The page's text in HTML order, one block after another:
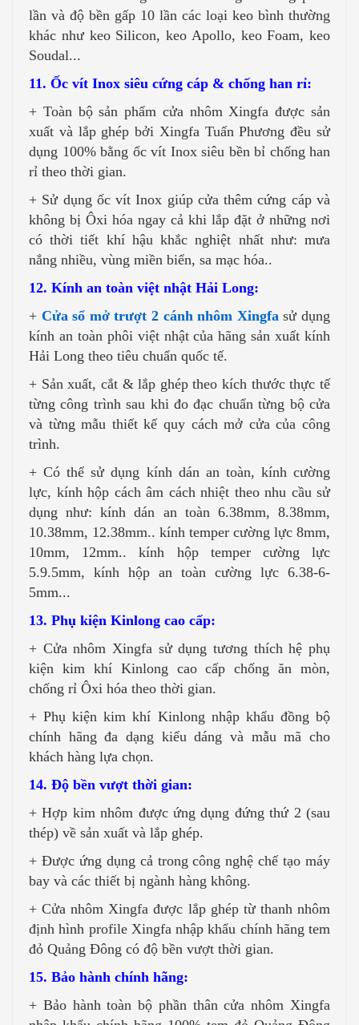
lần và độ bền gấp 10 lần các loại keo bình thường
khác như keo Silicon, keo Apollo, keo Foam, keo
Soudal...
11. Ốc vít Inox siêu cứng cáp & chống han rỉ:
+ Toàn bộ sản phẩm cửa nhôm Xingfa được sản
xuất và lắp ghép bởi Xingfa Tuấn Phương đều sử
dụng 100% bằng ốc vít Inox siêu bền bỉ chống han
rỉ theo thời gian.
+ Sử dụng ốc vít Inox giúp cửa thêm cứng cáp và
không bị Ôxi hóa ngay cả khi lắp đặt ở những nơi
có thời tiết khí hậu khắc nghiệt nhất như: mưa
nắng nhiều, vùng miền biển, sa mạc hóa..
12. Kính an toàn việt nhật Hải Long:
+ Cửa sổ mở trượt 2 cánh nhôm Xingfa sử dụng
kính an toàn phôi việt nhật của hãng sản xuất kính
Hải Long theo tiêu chuẩn quốc tế.
+ Sản xuất, cắt & lắp ghép theo kích thước thực tế
từng công trình sau khi đo đạc chuẩn từng bộ cửa
và từng mẫu thiết kế quy cách mở cửa của công
trình.
+ Có thể sử dụng kính dán an toàn, kính cường
lực, kính hộp cách âm cách nhiệt theo nhu cầu sử
dụng như: kính dán an toàn 6.38mm, 8.38mm,
10.38mm, 12.38mm.. kính temper cường lực 8mm,
10mm, 12mm.. kính hộp temper cường lực
5.9.5mm, kính hộp an toàn cường lực 6.38-6-
5mm...
13. Phụ kiện Kinlong cao cấp:
+ Cửa nhôm Xingfa sử dụng tương thích hệ phụ
kiện kim khí Kinlong cao cấp chống ăn mòn,
chống rỉ Ôxi hóa theo thời gian.
+ Phụ kiện kim khí Kinlong nhập khẩu đồng bộ
chính hãng đa dạng kiểu dáng và mẫu mã cho
khách hàng lựa chọn.
14. Độ bền vượt thời gian:
+ Hợp kim nhôm được ứng dụng đứng thứ 2 (sau
thép) về sản xuất và lắp ghép.
+ Được ứng dụng cả trong công nghệ chế tạo máy
bay và các thiết bị ngành hàng không.
+ Cửa nhôm Xingfa được lắp ghép từ thanh nhôm
định hình profile Xingfa nhập khẩu chính hãng tem
đỏ Quảng Đông có độ bền vượt thời gian.
15. Bảo hành chính hãng:
+ Bảo hành toàn bộ phần thân cửa nhôm Xingfa